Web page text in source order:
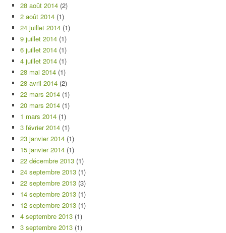
28 août 2014 (2)
2 août 2014 (1)
24 juillet 2014 (1)
9 juillet 2014 (1)
6 juillet 2014 (1)
4 juillet 2014 (1)
28 mai 2014 (1)
28 avril 2014 (2)
22 mars 2014 (1)
20 mars 2014 (1)
1 mars 2014 (1)
3 février 2014 (1)
23 janvier 2014 (1)
15 janvier 2014 (1)
22 décembre 2013 (1)
24 septembre 2013 (1)
22 septembre 2013 (3)
14 septembre 2013 (1)
12 septembre 2013 (1)
4 septembre 2013 (1)
3 septembre 2013 (1)